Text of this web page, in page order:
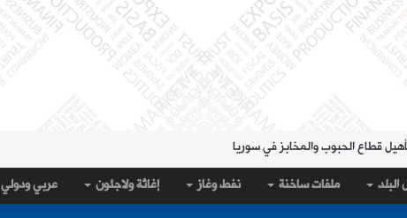
قطاع الحبوب والمخابز في سوريا
الشرقية" حتى 20 آب
مساء الثلاثاء؟
البلد ملفات ساخنة نفط وغاز إغاثة ولاجئون عربي ودولي